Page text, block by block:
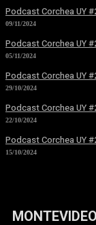
Podcast Corchea UY
09/11/2024
Podcast Corchea UY
05/11/2024
Podcast Corchea UY
29/10/2024
Podcast Corchea UY
22/10/2024
Podcast Corchea UY
15/10/2024
MONTEVIDEO